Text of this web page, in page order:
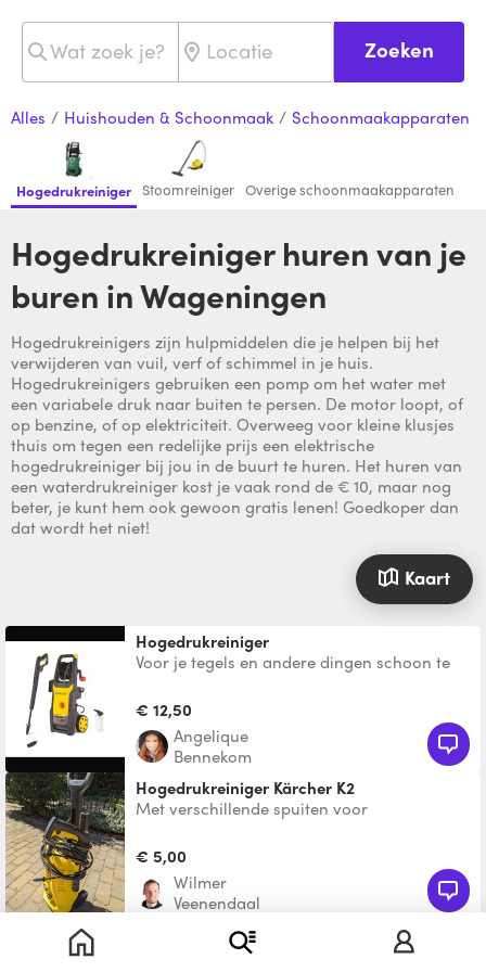
Zoeken
Alles / Huishouden & Schoonmaak / Schoonmaakapparaten
Hogedrukreiniger Stoomreiniger Overige schoonmaakapparaten
Hogedrukreiniger huren van je
buren in Wageningen
Hogedrukreinigers zijn hulpmiddelen die je helpen bij het
verwijderen van vuil, verf of schimmel in je huis.
Hogedrukreinigers gebruiken een pomp om het water met
een variabele druk naar buiten te persen. De motor loopt, of
op benzine, of op elektriciteit. Overweeg voor kleine klusjes
thuis om tegen een redelijke prijs een elektrische
hogedrukreiniger bij jou in de buurt te huren. Het huren van
een waterdrukreiniger kost je vaak rond de € 10, maar nog
beter, je kunt hem ook gewoon gratis lenen! Goedkoper dan
dat wordt het niet!
Kaart
Hogedrukreiniger
Voor je tegels en andere dingen schoon te
€ 12,50
Angelique
Bennekom
Hogedrukreiniger Kärcher K2
Met verschillende spuiten voor
€ 5,00
Wilmer
Veenendaal
Toon nog 1 vergelijkbaar product
Hogedrukreiniger